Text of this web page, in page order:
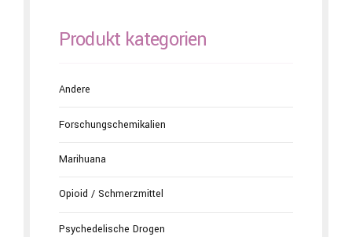
Produkt kategorien
Andere
Forschungschemikalien
Marihuana
Opioid / Schmerzmittel
Psychedelische Drogen